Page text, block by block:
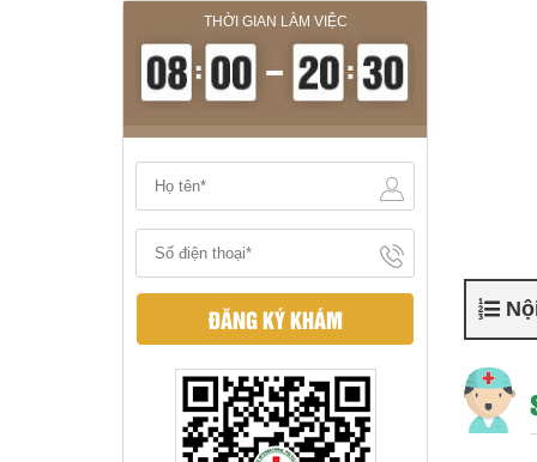
THỜI GIAN LÀM VIỆC
ĐĂNG KÝ KHÁM